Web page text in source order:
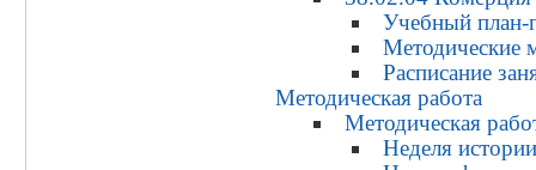
Учебный план-
Методические
Расписание
Методическая работа
Методическая
Неделя